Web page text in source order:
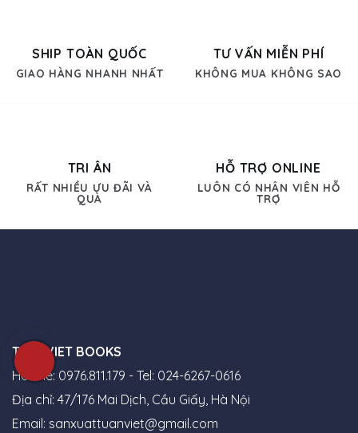
SHIP TOÀN QUỐC
GIAO HÀNG NHANH NHẤT
TƯ VẤN MIỄN PHÍ
KHÔNG MUA KHÔNG SAO
TRI ÂN
RẤT NHIỀU ƯU ĐÃI VÀ
QUÀ
HỖ TRỢ ONLINE
LUÔN CÓ NHÂN VIÊN HỖ
TRỢ
TUANVIET BOOKS
Hotline: 0976.811.179 - Tel: 024-6267-0616
Địa chỉ: 47/176 Mai Dịch, Cầu Giấy, Hà Nội
Email: sanxuattuanviet@gmail.com